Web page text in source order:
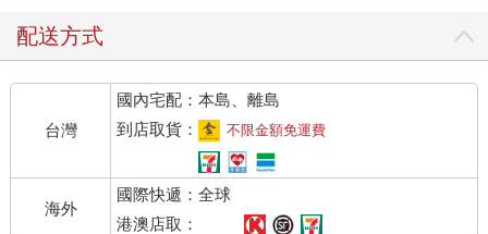
有一種有效的方法，也不是每次都有用。而且投資不可能簡化成
可能每次都做對。
理由很簡單，沒有一條規則永遠行得通。環境不能控制，而且情
況也很少完全相同的重複一次。心理因素在市場上扮演主要的角
色，而且因為變動很大，導致因果關係的推導變得不可靠。一種
投資方法也許一陣子有用，但根據這個方法所採取的行動會讓環
境改變，這意味著需要另一個新方法。而且如果有人模仿那個方
配送方式
台灣
國內宅配：本島、離島
到店取貨：
不限金額免運費
海外
國際快遞：全球
港澳店取：